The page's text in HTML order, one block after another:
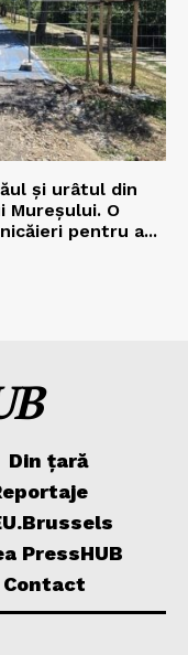
și urâtul din
Mureșului. O
pentru a...
Din țară
PressHUB
Contact